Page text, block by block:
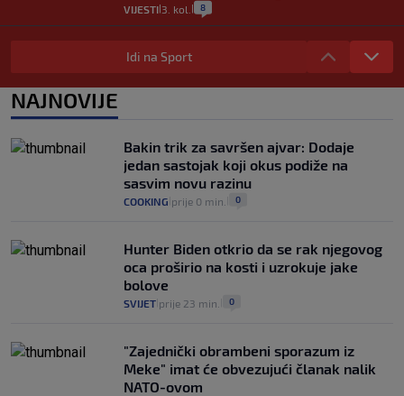
VIJESTI 3. kol. 8
Selidba je jedno od stresnijih iskustava.
Evo aktualnih cijena i nekoliko savjeta
0
automobilom na Hvar iz Zagreba, a
koliko iz Osijeka
VIJESTI 14
Idi na Sport
NAJNOVIJE
Bakin trik za savršen ajvar: Dodaje
jedan sastojak koji okus podiže na
sasvim novu razinu
COOKING prije 0 min. 0
Hunter Biden otkrio da se rak njegovog
oca proširio na kosti i uzrokuje jake
bolove
SVIJET prije 23 min. 0
"Zajednički obrambeni sporazum iz
Meke" imat će obvezujući članak nalik
NATO-ovom